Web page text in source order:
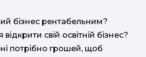
бізнес рентабельним?
свій освітній бізнес?
потрібно грошей, щоб